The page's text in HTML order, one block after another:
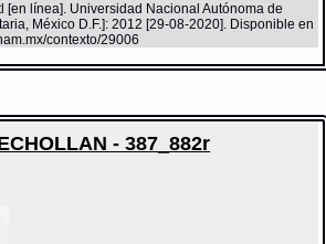
[en línea]. Universidad Nacional Autónoma de
México D.F.]: 2012 [29-08-2020]. Disponible en
contexto/29006
- 387_882r